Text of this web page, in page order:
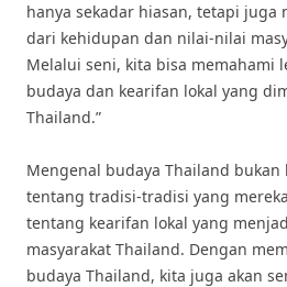
hanya sekadar hiasan, tetapi juga
dari kehidupan dan nilai-nilai
Melalui seni, kita bisa memahami
budaya dan kearifan lokal yang
Thailand.”
Mengenal budaya Thailand bukan
tentang tradisi-tradisi yang
tentang kearifan lokal yang
masyarakat Thailand. Dengan
budaya Thailand, kita juga akan